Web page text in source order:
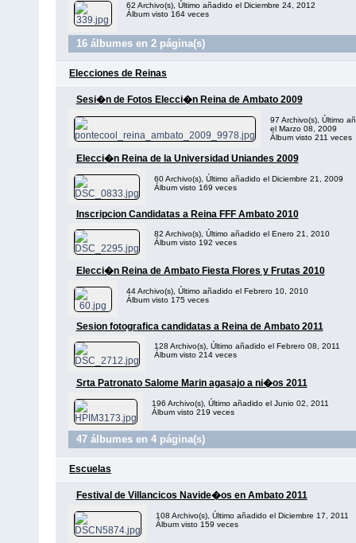
62 Archivo(s), Último añadido el Diciembre 24, 2012
Álbum visto 164 veces
16 álbumes en 2 página(s)
Elecciones de Reinas
Sesi�n de Fotos Elecci�n Reina de Ambato 2009
97 Archivo(s), Último
el Marzo 08, 2009
Álbum visto 211 veces
Elecci�n Reina de la Universidad Uniandes 2009
60 Archivo(s), Último añadido el Diciembre 21, 2009
Álbum visto 169 veces
Inscripcion Candidatas a Reina FFF Ambato 2010
82 Archivo(s), Último añadido el Enero 21, 2010
Álbum visto 192 veces
Elecci�n Reina de Ambato Fiesta Flores y Frutas 2010
44 Archivo(s), Último añadido el Febrero 10, 2010
Álbum visto 175 veces
Sesion fotografica candidatas a Reina de Ambato 2011
128 Archivo(s), Último añadido el Febrero 08, 2011
Álbum visto 214 veces
Srta Patronato Salome Marin agasajo a ni�os 2011
196 Archivo(s), Último añadido el Junio 02, 2011
Álbum visto 219 veces
47 álbumes en 4 página(s)
Escuelas
Festival de Villancicos Navide�os en Ambato 2011
108 Archivo(s), Último añadido el Diciembre 17, 2011
Álbum visto 159 veces